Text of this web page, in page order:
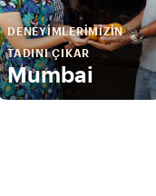
DENEYIMLERIMIZIN
TADINI ÇIKAR
Mumbai